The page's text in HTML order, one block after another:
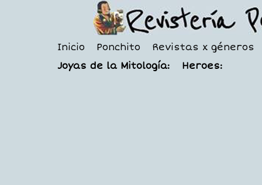
Inicio Ponchito
Revistas x géneros
Joyas de la Mitología:
Heroes: